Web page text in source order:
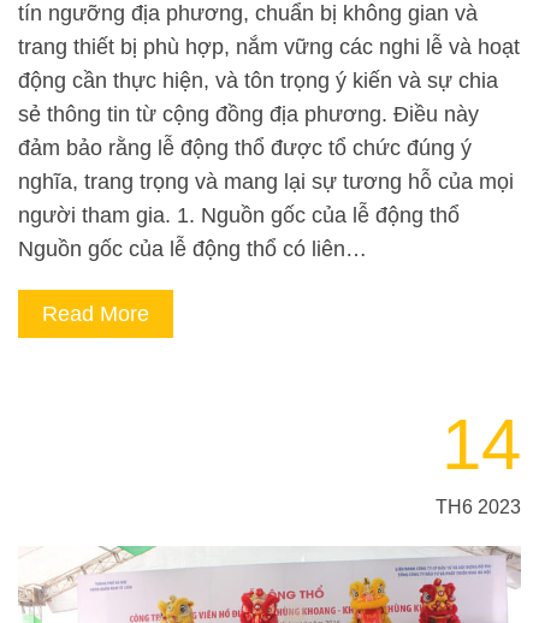
tín ngưỡng địa phương, chuẩn bị không gian và
trang thiết bị phù hợp, nắm vững các nghi lễ và hoạt
động cần thực hiện, và tôn trọng ý kiến và sự chia
sẻ thông tin từ cộng đồng địa phương. Điều này
đảm bảo rằng lễ động thổ được tổ chức đúng ý
nghĩa, trang trọng và mang lại sự tương hỗ của mọi
người tham gia. 1. Nguồn gốc của lễ động thổ
Nguồn gốc của lễ động thổ có liên…
Read More
14
TH6 2023